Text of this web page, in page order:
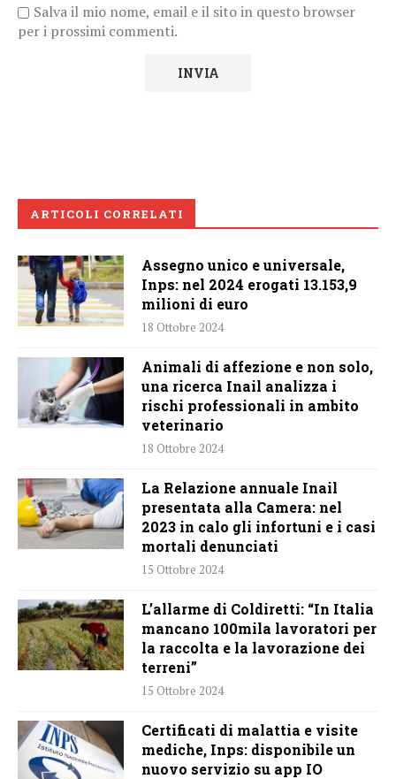
Salva il mio nome, email e il sito in questo browser
per i prossimi commenti.
ARTICOLI CORRELATI
Assegno unico e universale,
Inps: nel 2024 erogati 13.153,9
milioni di euro
18 Ottobre 2024
Animali di affezione e non solo,
una ricerca Inail analizza i
rischi professionali in ambito
veterinario
18 Ottobre 2024
La Relazione annuale Inail
presentata alla Camera: nel
2023 in calo gli infortuni e i casi
mortali denunciati
15 Ottobre 2024
L’allarme di Coldiretti: “In Italia
mancano 100mila lavoratori per
la raccolta e la lavorazione dei
terreni”
15 Ottobre 2024
Certificati di malattia e visite
mediche, Inps: disponibile un
nuovo servizio su app IO